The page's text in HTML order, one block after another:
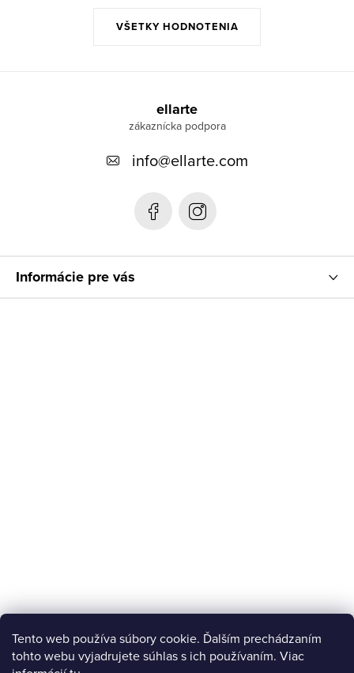
Tento web používa súbory cookie. Ďalším prechádzaním
tohto webu vyjadrujete súhlas s ich používaním. Viac
VŠETKY HODNOTENIA
ellarte
info@ellarte.com
Informácie pre vás